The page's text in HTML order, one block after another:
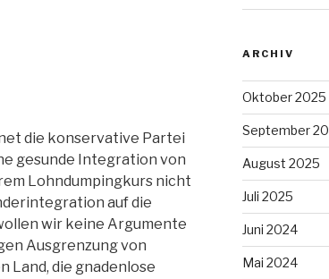
die konservative Partei
gesunde Integration von
Lohndumpingkurs nicht
auf die
wir keine Argumente
Ausgrenzung von
Land, die gnadenlose
ARCHIV
Oktober 2025
September
August 2025
Juli 2025
Juni 2024
Mai 2024